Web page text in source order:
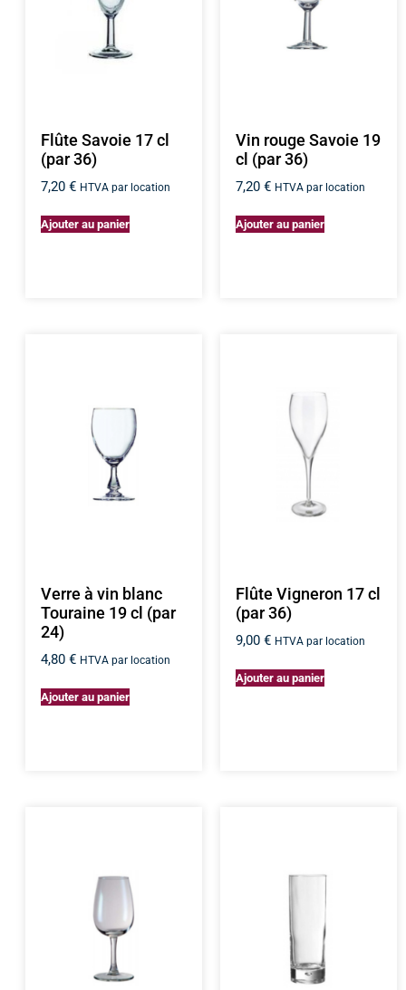
Flûte Savoie 17 cl
(par 36)
7,20€ HTVA par location
Ajouter au panier
Vin rouge Savoie 19
cl (par 36)
7,20€ HTVA par location
Ajouter au panier
Verre à vin blanc
Touraine 19 cl (par
24)
4,80€ HTVA par location
Ajouter au panier
Flûte Vigneron 17 cl
(par 36)
9,00€ HTVA par location
Ajouter au panier